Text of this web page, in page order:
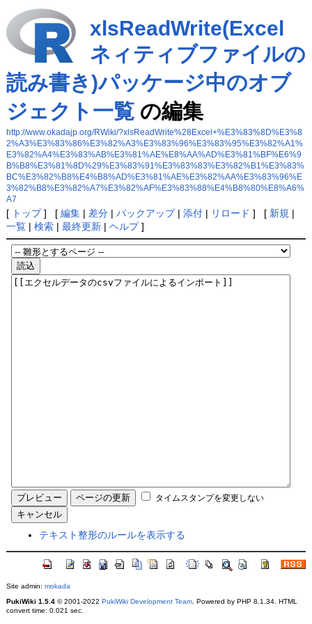
xlsReadWrite(Excel
ネィティブファイルの
読み書き)パッケージ中のオブ
ジェクト一覧の編集
http://www.okadajp.org/RWiki/?xlsReadWrite%28Excel+%E3%83%8D%E3%8
2%A3%E3%83%86%E3%82%A3%E3%83%96%E3%83%95%E3%82%A1%
E3%82%A4%E3%83%AB%E3%81%AE%E8%AA%AD%E3%81%BF%E6%9
B%B8%E3%81%8D%29%E3%83%91%E3%83%83%E3%82%B1%E3%83%
BC%E3%82%B8%E4%B8%AD%E3%81%AE%E3%82%AA%E3%83%96%E
3%82%B8%E3%82%A7%E3%82%AF%E3%83%88%E4%B8%80%E8%A6%
A7
[ トップ] [ 編集| 差分| バックアップ| 添付| リロード ] [ 新規 |
一覧| 検索| 最終更新| ヘルプ]
タイムスタンプを変更しない
テキスト整形のルールを表示する
Site admin: mokada
PukiWiki 1.5.4© 2001-2022 PukiWiki Development Team. Powered by PHP 8.1.34. HTML
convert time: 0.021 sec.